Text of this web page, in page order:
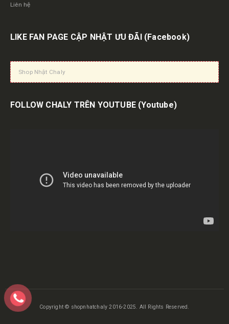
Liên hệ
LIKE FAN PAGE CẬP NHẬT ƯU ĐÃI (Facebook)
Shop Nhật Chaly
FOLLOW CHALY TRÊN YOUTUBE (Youtube)
Copyright © shopnhatchaly 2016-2025. All Rights Reserved.